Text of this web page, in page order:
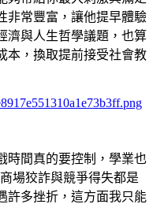
非常豐富，讓他提早體驗
濟與人生哲學議題，也算
本，換取提前接受社會教
時間真的要控制，學業也
場狡詐與競爭得失都是
許多挫折，這方面我只能